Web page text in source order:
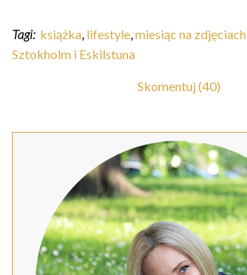
Tagi: książka lifestyle miesiąc na zdjęciach
Sztokholm i Eskilstuna
Skomentuj (40)